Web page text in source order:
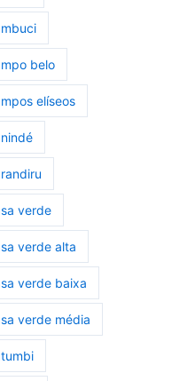
belo
elíseos
verde
verde alta
verde baixa
verde média